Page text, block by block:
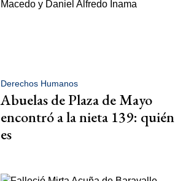
Derechos Humanos
Abuelas de Plaza de Mayo
encontró a la nieta 139: quién
es